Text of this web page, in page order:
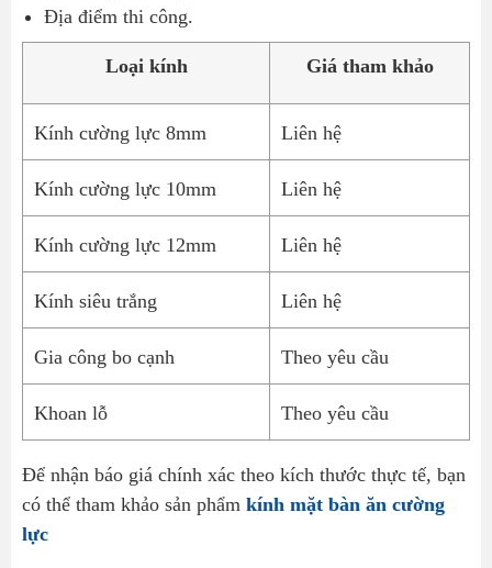
Địa điểm thi công.
Loại kính Giá tham khảo
Kính cường lực 8mm Liên hệ
Kính cường lực 10mm Liên hệ
Kính cường lực 12mm Liên hệ
Kính siêu trắng Liên hệ
Gia công bo cạnh Theo yêu cầu
Khoan lỗ Theo yêu cầu
Để nhận báo giá chính xác theo kích thước thực tế, bạn
có thể tham khảo sản phẩm kính mặt bàn ăn cường
lực